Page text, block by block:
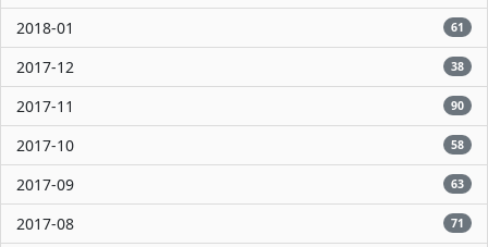
2018-01 61
2017-12 38
2017-11 90
2017-10 58
2017-09 63
2017-08 71